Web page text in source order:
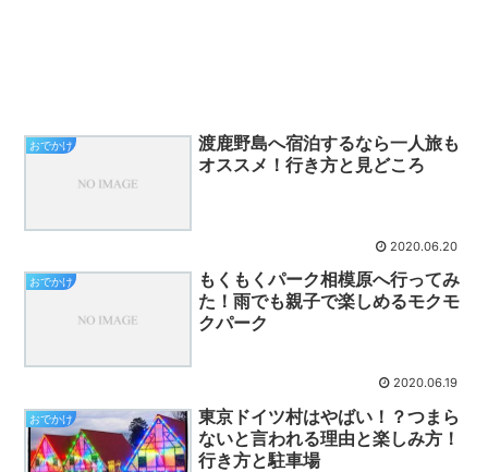
おでかけ
渡鹿野島へ宿泊するなら一人旅も
オススメ！行き方と見どころ
2020.06.20
おでかけ
もくもくパーク相模原へ行ってみ
た！雨でも親子で楽しめるモクモ
クパーク
2020.06.19
おでかけ
東京ドイツ村はやばい！？つまら
ないと言われる理由と楽しみ方！
行き方と駐車場